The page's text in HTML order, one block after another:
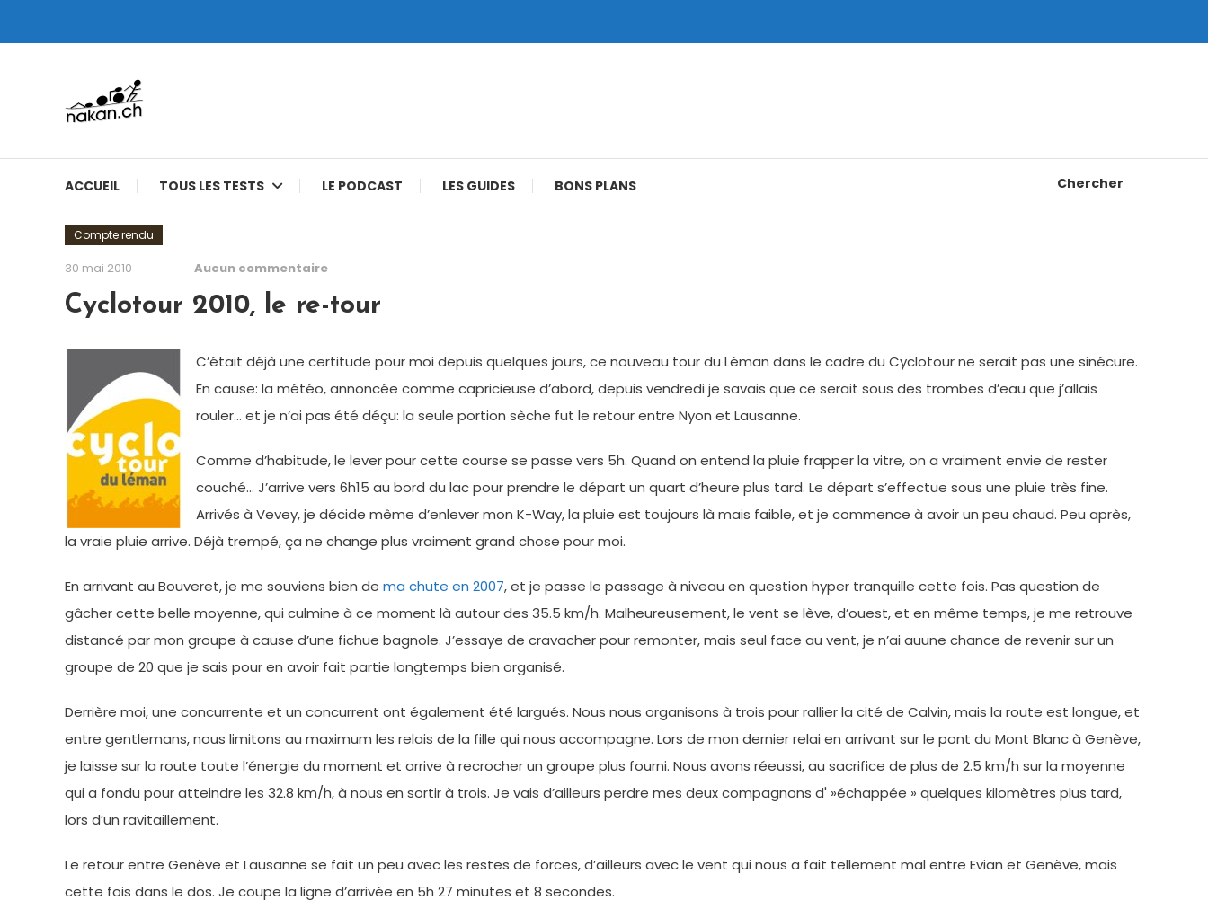
ACCUEIL TOUS LES TESTS LE PODCAST LES GUIDES BONS PLANS Chercher
Compte rendu
30 mai 2010 Aucun commentaire
Cyclotour 2010, le re-tour
C’était déjà une certitude pour moi depuis quelques jours, ce nouveau tour du Léman dans le cadre du Cyclotour ne serait pas une sinécure.
En cause: la météo, annoncée comme capricieuse d’abord, depuis vendredi je savais que ce serait sous des trombes d’eau que j’allais
rouler… et je n’ai pas été déçu: la seule portion sèche fut le retour entre Nyon et Lausanne.
Comme d’habitude, le lever pour cette course se passe vers 5h. Quand on entend la pluie frapper la vitre, on a vraiment envie de rester
couché… J’arrive vers 6h15 au bord du lac pour prendre le départ un quart d’heure plus tard. Le départ s’effectue sous une pluie très fine.
Arrivés à Vevey, je décide même d’enlever mon K-Way, la pluie est toujours là mais faible, et je commence à avoir un peu chaud. Peu après,
la vraie pluie arrive. Déjà trempé, ça ne change plus vraiment grand chose pour moi.
En arrivant au Bouveret, je me souviens bien de ma chute en 2007, et je passe le passage à niveau en question hyper tranquille cette fois. Pas question de
gâcher cette belle moyenne, qui culmine à ce moment là autour des 35.5 km/h. Malheureusement, le vent se lève, d’ouest, et en même temps, je me retrouve
distancé par mon groupe à cause d’une fichue bagnole. J’essaye de cravacher pour remonter, mais seul face au vent, je n’ai auune chance de revenir sur un
groupe de 20 que je sais pour en avoir fait partie longtemps bien organisé.
Derrière moi, une concurrente et un concurrent ont également été largués. Nous nous organisons à trois pour rallier la cité de Calvin, mais la route est longue, et
entre gentlemans, nous limitons au maximum les relais de la fille qui nous accompagne. Lors de mon dernier relai en arrivant sur le pont du Mont Blanc à Genève,
je laisse sur la route toute l’énergie du moment et arrive à recrocher un groupe plus fourni. Nous avons réeussi, au sacrifice de plus de 2.5 km/h sur la moyenne
qui a fondu pour atteindre les 32.8 km/h, à nous en sortir à trois. Je vais d’ailleurs perdre mes deux compagnons d' »échappée » quelques kilomètres plus tard,
lors d’un ravitaillement.
Le retour entre Genève et Lausanne se fait un peu avec les restes de forces, d’ailleurs avec le vent qui nous a fait tellement mal entre Evian et Genève, mais
cette fois dans le dos. Je coupe la ligne d’arrivée en 5h 27 minutes et 8 secondes.